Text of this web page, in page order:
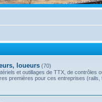
loueurs (70)
et outillages de TTX, de contrôles
premières pour ces entreprises